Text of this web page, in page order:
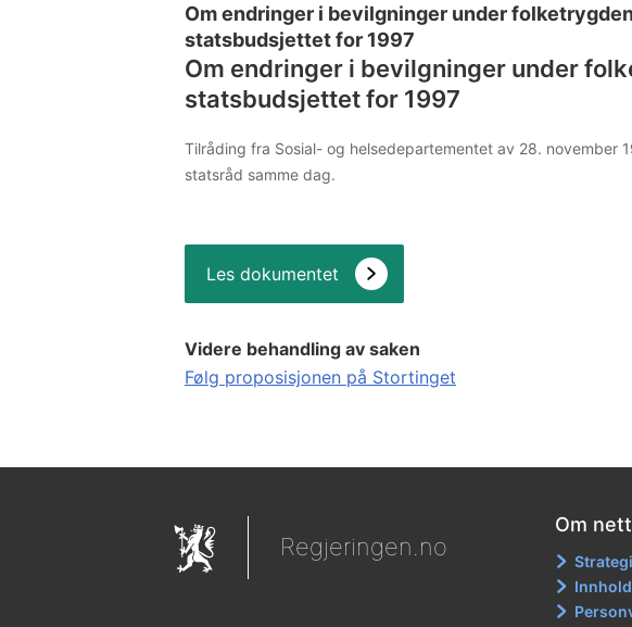
Om endringer i bevilgninger under
statsbudsjettet for 1997
Om endringer i bevilgninger under
statsbudsjettet for 1997
Tilråding fra Sosial- og helsedepartementet av 28. november
statsråd samme dag.
Les dokumentet
Videre behandling av saken
Følg proposisjonen på Stortinget
Regjeringen.no
Om